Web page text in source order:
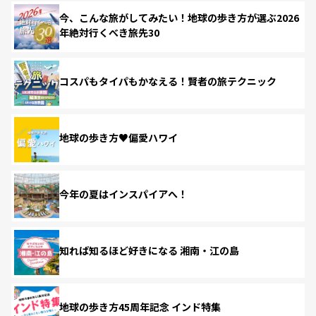
今、こんな旅がしてみたい！地球の歩き方が選ぶ2026
年絶対行くべき旅先30
コスパもタイパもかなえる！賢者の旅テクニック
地球の歩き方♥偏愛ハワイ
今年の夏はインスパイアへ！
知れば知るほど好きになる 湘南・江の島
地球の歩き方45周年記念 インド特集